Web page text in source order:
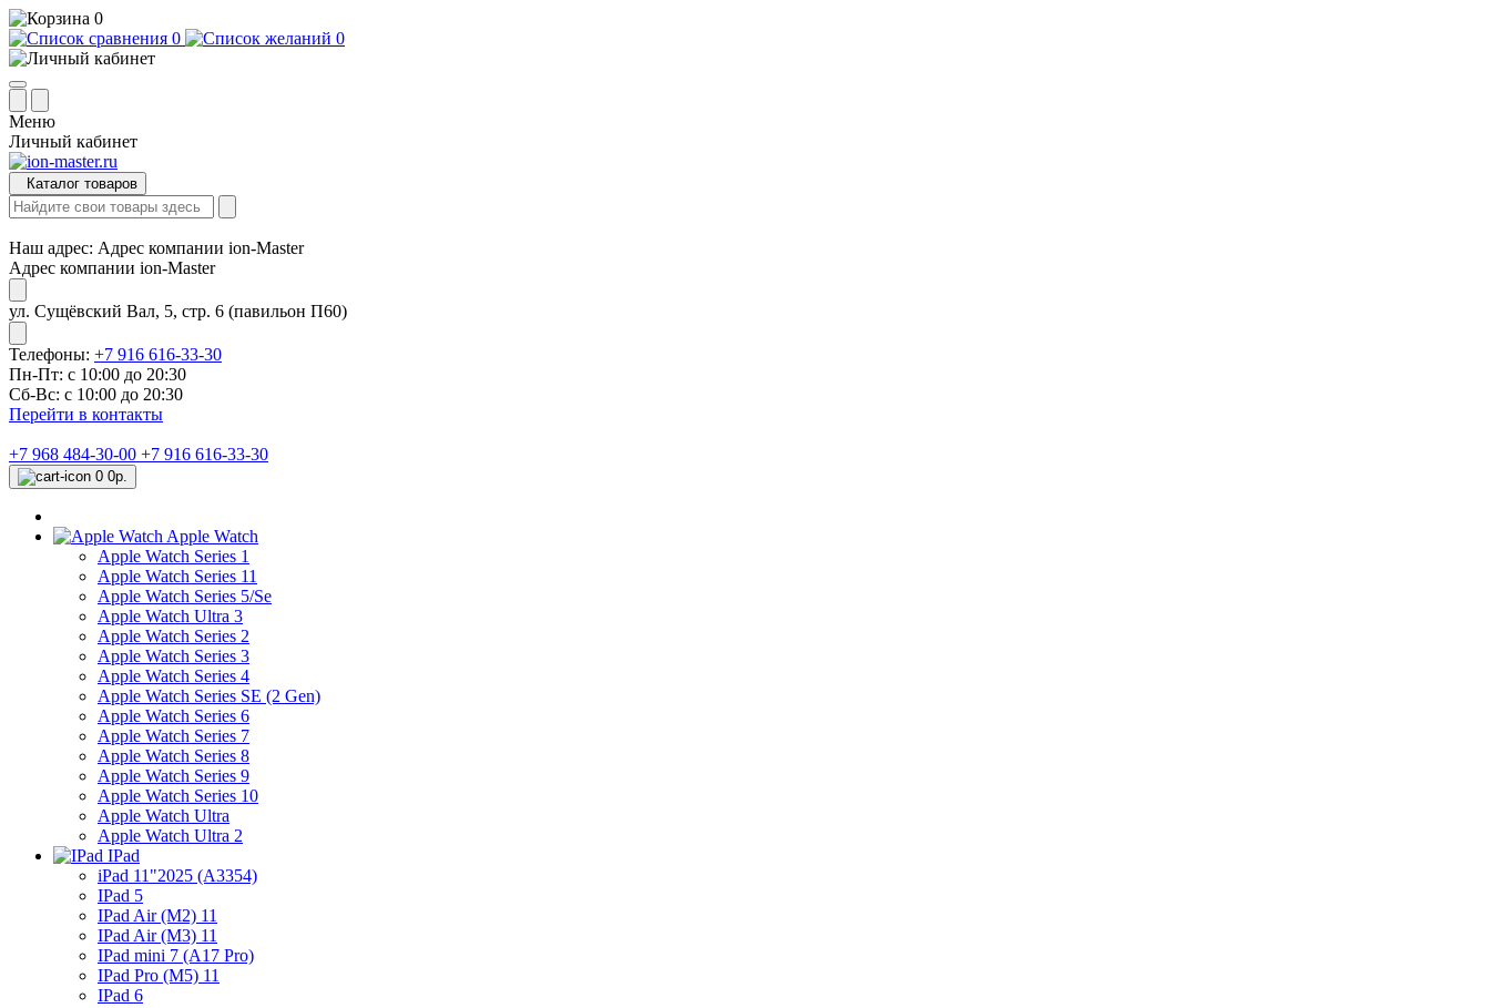
0
0
0
Меню
Личный кабинет
Каталог товаров
Наш адрес: Адрес компании ion-Master
Адрес компании ion-Master
ул. Сущёвский Вал, 5, стр. 6 (павильон П60)
Телефоны: +7 916 616-33-30
Пн-Пт: с 10:00 до 20:30
Сб-Вс: с 10:00 до 20:30
Перейти в контакты
+7 968 484-30-00 +7 916 616-33-30
0 0р.
Apple Watch
Apple Watch Series 1
Apple Watch Series 11
Apple Watch Series 5/Se
Apple Watch Ultra 3
Apple Watch Series 2
Apple Watch Series 3
Apple Watch Series 4
Apple Watch Series SE (2 Gen)
Apple Watch Series 6
Apple Watch Series 7
Apple Watch Series 8
Apple Watch Series 9
Apple Watch Series 10
Apple Watch Ultra
Apple Watch Ultra 2
IPad
iPad 11"2025 (A3354)
IPad 5
IPad Air (M2) 11
IPad Air (M3) 11
IPad mini 7 (A17 Pro)
IPad Pro (M5) 11
IPad 6